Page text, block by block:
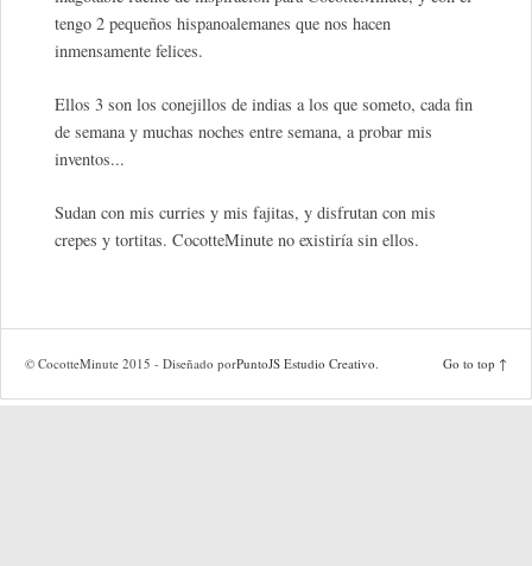
tengo 2 pequeños hispanoalemanes que nos hacen
inmensamente felices.
Ellos 3 son los conejillos de indias a los que someto, cada fin
de semana y muchas noches entre semana, a probar mis
inventos...
Sudan con mis curries y mis fajitas, y disfrutan con mis
crepes y tortitas. CocotteMinute no existiría sin ellos.
© CocotteMinute 2015 - Diseñado porPuntoJS Estudio Creativo Go to top ↑